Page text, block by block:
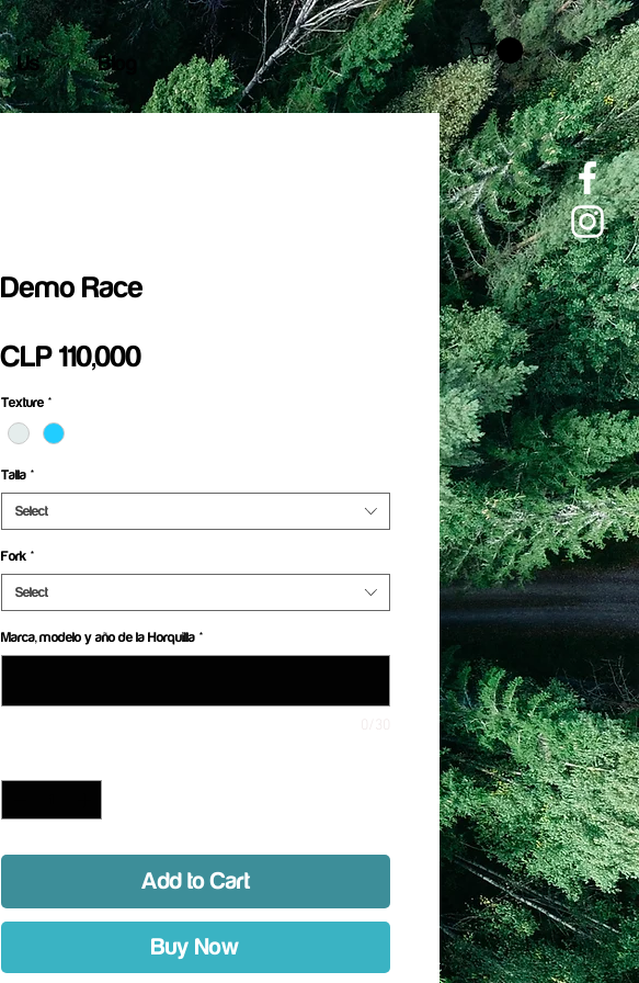
Us Blog
Demo Race
CLP 110,000Price
Texture *
Talla *
Select
Fork *
Select
Marca, modelo y año de la Horquilla *
Add to Cart
Buy Now